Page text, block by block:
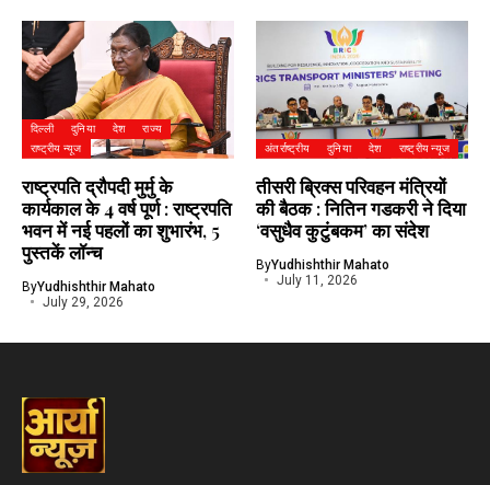
दिल्ली दुनिया देश
राज्य
राष्ट्रीय न्यूज
राष्ट्रपति द्रौपदी मुर्मु के
कार्यकाल के 4 वर्ष पूर्ण : राष्ट्रपति
भवन में नई पहलों का शुभारंभ, 5
पुस्तकें लॉन्च
ByYudhishthir Mahato
July 29, 2026
अंतर्राष्ट्रीय दुनिया देश राष्ट्रीय न्यूज
तीसरी ब्रिक्स परिवहन मंत्रियों
की बैठक : नितिन गडकरी ने दिया
‘वसुधैव कुटुंबकम’ का संदेश
ByYudhishthir Mahato
July 11, 2026